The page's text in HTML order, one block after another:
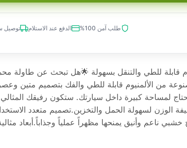
طلب آمن 100% الدفع عند الاستلام توصيل
قابلة للطي والتنقل بسهولة 🌟هل تبحث عن طاولة
من الألمنيوم قابلة للطي والفك بتصميم متين
لمساحة كبيرة داخل سيارتك. ستكون رفيقك
الوزن لسهولة الحمل والتخزين.تصميم متعدد
ناعم وأنيق يمنحها مظهراً عملياً وجذاباً.أبعاد مثالية: 120 × 60 × 70